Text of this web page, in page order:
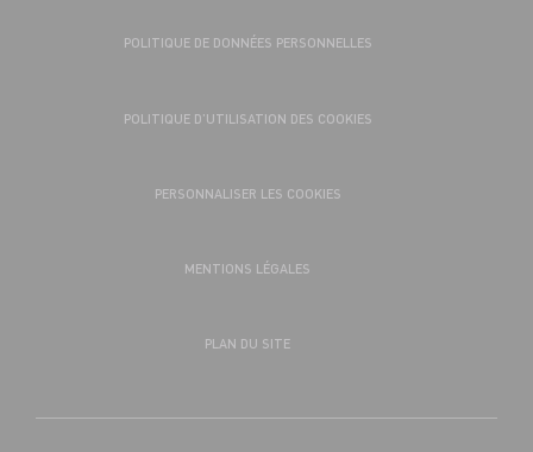
POLITIQUE DE DONNÉES PERSONNELLES
POLITIQUE D’UTILISATION DES COOKIES
PERSONNALISER LES COOKIES
MENTIONS LÉGALES
PLAN DU SITE